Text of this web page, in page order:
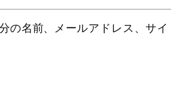
名前、メールアドレス、サイ